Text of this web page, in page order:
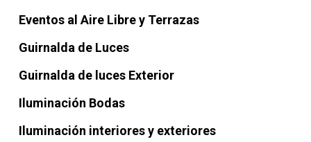
Eventos al Aire Libre y Terrazas
Guirnalda de Luces
Guirnalda de luces Exterior
Iluminación Bodas
Iluminación interiores y exteriores